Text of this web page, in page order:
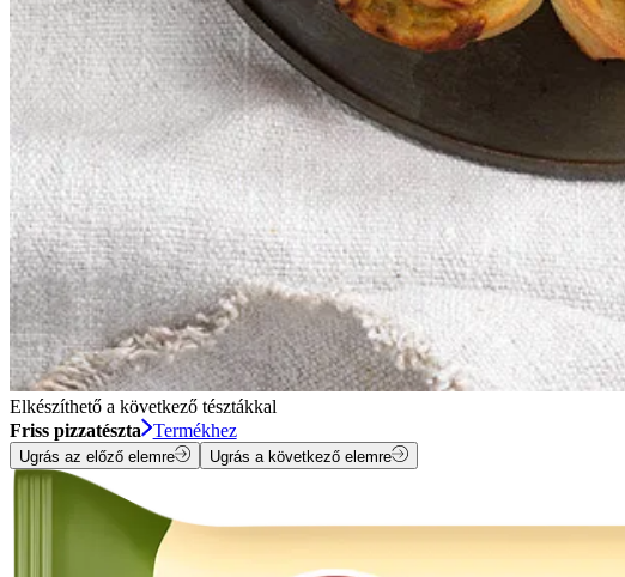
Elkészíthető a következő tésztákkal
Friss pizzatészta
Termékhez
Ugrás az előző elemre Ugrás a következő elemre